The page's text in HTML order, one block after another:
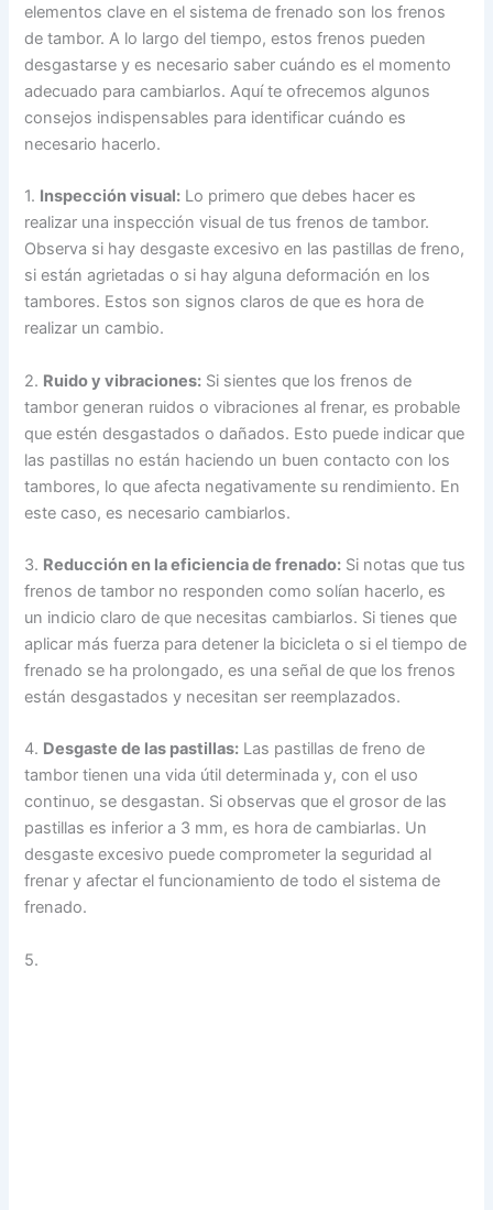
elementos clave en el sistema de frenado son los frenos
de tambor. A lo largo del tiempo, estos frenos pueden
desgastarse y es necesario saber cuándo es el momento
adecuado para cambiarlos. Aquí te ofrecemos algunos
consejos indispensables para identificar cuándo es
necesario hacerlo.
1. Inspección visual: Lo primero que debes hacer es
realizar una inspección visual de tus frenos de tambor.
Observa si hay desgaste excesivo en las pastillas de freno,
si están agrietadas o si hay alguna deformación en los
tambores. Estos son signos claros de que es hora de
realizar un cambio.
2. Ruido y vibraciones: Si sientes que los frenos de
tambor generan ruidos o vibraciones al frenar, es probable
que estén desgastados o dañados. Esto puede indicar que
las pastillas no están haciendo un buen contacto con los
tambores, lo que afecta negativamente su rendimiento. En
este caso, es necesario cambiarlos.
3. Reducción en la eficiencia de frenado: Si notas que tus
frenos de tambor no responden como solían hacerlo, es
un indicio claro de que necesitas cambiarlos. Si tienes que
aplicar más fuerza para detener la bicicleta o si el tiempo de
frenado se ha prolongado, es una señal de que los frenos
están desgastados y necesitan ser reemplazados.
4. Desgaste de las pastillas: Las pastillas de freno de
tambor tienen una vida útil determinada y, con el uso
continuo, se desgastan. Si observas que el grosor de las
pastillas es inferior a 3 mm, es hora de cambiarlas. Un
desgaste excesivo puede comprometer la seguridad al
frenar y afectar el funcionamiento de todo el sistema de
frenado.
5.